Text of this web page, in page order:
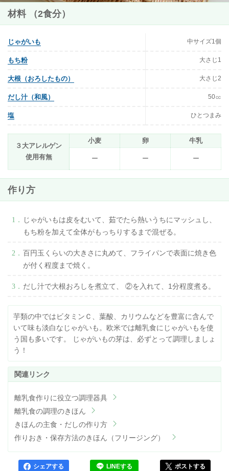
材料 （2食分）
じゃがいも 中サイズ1個
もち粉 大さじ1
大根（おろしたもの） 大さじ2
だし汁（和風） 50㏄
塩 ひとつまみ
３大アレルゲン
使用有無
小麦 卵 牛乳
ー ー ー
作り方
じゃがいもは皮をむいて、茹でたら熱いうちにマッシュし、
もち粉を加えて全体がもっちりするまで混ぜる。
百円玉くらいの大きさに丸めて、フライパンで表面に焼き色
が付く程度まで焼く。
だし汁で大根おろしを煮立て、 ②を入れて、1分程度煮る。
芋類の中ではビタミンＣ、葉酸、カリウムなどを豊富に含んで
いて味も淡白なじゃがいも。欧米では離乳食にじゃがいもを使
う国も多いです。 じゃがいもの芽は、必ずとって調理しましょ
う！
離乳食作りに役立つ調理器具
離乳食の調理のきほん
きほんの主食・だしの作り方
作りおき・保存方法のきほん（フリージング）
シェアする LINEする ポストする